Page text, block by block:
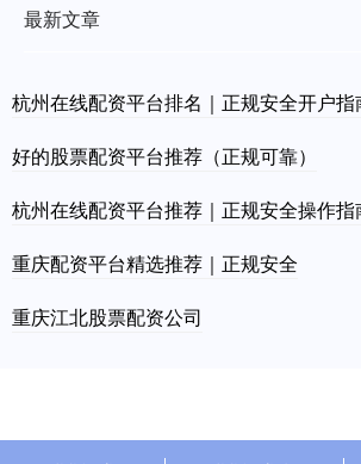
最新文章
杭州在线配资平台排名｜正规安全开户指
好的股票配资平台推荐（正规可靠）
杭州在线配资平台推荐｜正规安全操作指
重庆配资平台精选推荐｜正规安全
重庆江北股票配资公司